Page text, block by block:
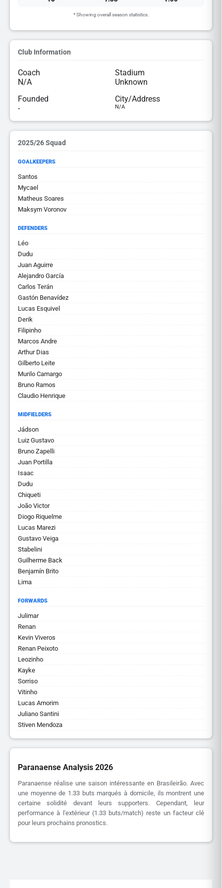
* Showing overall season statistics.
Club Information
Coach
N/A
Stadium
Unknown
Founded
-
City/Address
N/A
2025/26 Squad
GOALKEEPERS
Santos
Mycael
Matheus Soares
Maksym Voronov
DEFENDERS
Léo
Dudu
Juan Aguirre
Alejandro García
Carlos Terán
Gastón Benavídez
Lucas Esquivel
Derik
Filipinho
Marcos Andre
Arthur Dias
Gilberto Leite
Murilo Camargo
Bruno Ramos
Claudio Henrique
MIDFIELDERS
Jádson
Luiz Gustavo
Bruno Zapelli
Juan Portilla
Isaac
Dudu
Chiqueti
João Victor
Diogo Riquelme
Lucas Marezi
Gustavo Veiga
Stabelini
Guilherme Back
Benjamín Brito
Lima
FORWARDS
Julimar
Renan
Kevin Viveros
Renan Peixoto
Leozinho
Kayke
Sorriso
Vitinho
Lucas Amorim
Juliano Santini
Stiven Mendoza
Paranaense Analysis 2026
Paranaense réalise une saison intéressante en Brasileirão. Avec
une moyenne de 1.33 buts marqués à domicile, ils montrent une
certaine solidité devant leurs supporters. Cependant, leur
performance à l'extérieur (1.33 buts/match) reste un facteur clé
pour leurs prochains pronostics.